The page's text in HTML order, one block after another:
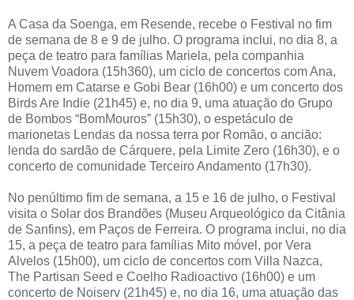
A Casa da Soenga, em Resende, recebe o Festival no fim
de semana de 8 e 9 de julho. O programa inclui, no dia 8, a
peça de teatro para famílias Mariela, pela companhia
Nuvem Voadora (15h360), um ciclo de concertos com Ana,
Homem em Catarse e Gobi Bear (16h00) e um concerto dos
Birds Are Indie (21h45) e, no dia 9, uma atuação do Grupo
de Bombos “BomMouros” (15h30), o espetáculo de
marionetas Lendas da nossa terra por Romão, o ancião:
lenda do sardão de Cárquere, pela Limite Zero (16h30), e o
concerto de comunidade Terceiro Andamento (17h30).
No penúltimo fim de semana, a 15 e 16 de julho, o Festival
visita o Solar dos Brandões (Museu Arqueológico da Citânia
de Sanfins), em Paços de Ferreira. O programa inclui, no dia
15, a peça de teatro para famílias Mito móvel, por Vera
Alvelos (15h00), um ciclo de concertos com Villa Nazca,
The Partisan Seed e Coelho Radioactivo (16h00) e um
concerto de Noiserv (21h45) e, no dia 16, uma atuação das